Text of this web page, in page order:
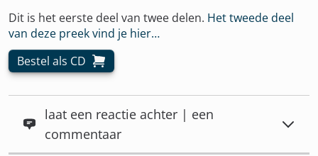
Dit is het eerste deel van twee delen. Het tweede deel
van deze preek vind je hier…
Bestel als CD
laat een reactie achter | een
commentaar